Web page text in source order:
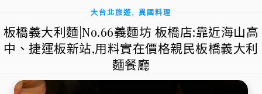
大台北旅遊, 異國料理
板橋義大利麵|No.66義麵坊 板橋店:靠近海山高
中、捷運板新站,用料實在價格親民板橋義大利
麵餐廳